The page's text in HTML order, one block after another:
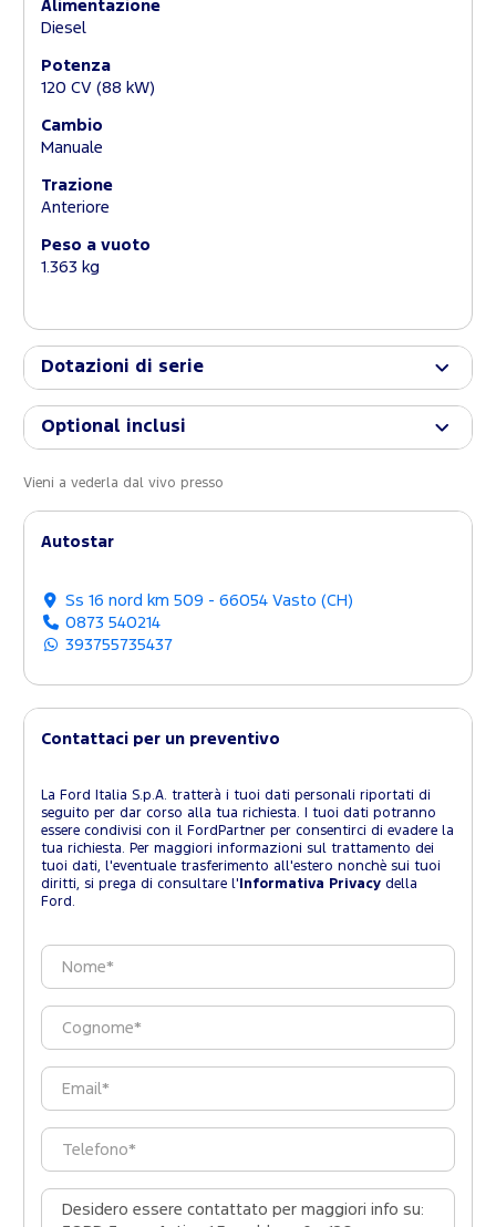
Alimentazione
Diesel
Potenza
120 CV (88 kW)
Cambio
Manuale
Trazione
Anteriore
Peso a vuoto
1.363 kg
Dotazioni di serie
Optional inclusi
Vieni a vederla dal vivo presso
Autostar
Ss 16 nord km 509 - 66054 Vasto (CH)
0873 540214
393755735437
Contattaci per un preventivo
La Ford Italia S.p.A. tratterà i tuoi dati personali riportati di
seguito per dar corso alla tua richiesta. I tuoi dati potranno
essere condivisi con il FordPartner per consentirci di evadere la
tua richiesta. Per maggiori informazioni sul trattamento dei
tuoi dati, l'eventuale trasferimento all'estero nonchè sui tuoi
diritti, si prega di consultare l' Informativa Privacy della
Ford.